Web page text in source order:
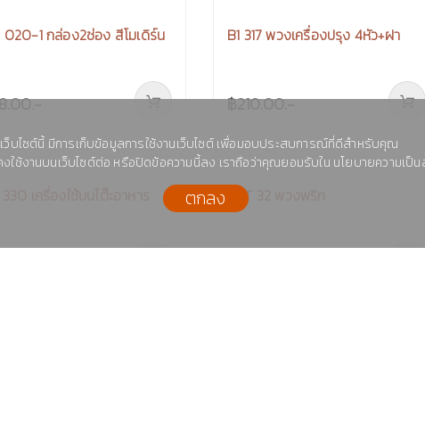
018-1 กล่อง 4 ช่อง คลาสสิค CCC 018 กล่อง 4 ช่อง คลาสสิค
฿108.00.-
เว็บไซต์นี้ มีการเก็บข้อมูลการใช้งานเว็บไซต์ เพื่อมอบประสบการณ์ที่ดีสำหรับคุณ
ใช้งานบนเว็บไซต์ต่อ หรือปิดข้อความนี้ลง เราถือว่าคุณยอมรับใน นโยบายความเป็น
ตกลง